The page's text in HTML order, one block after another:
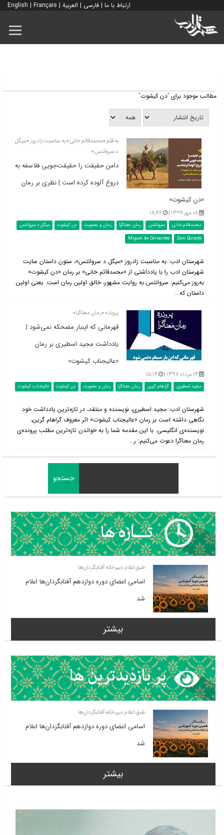
ارتباط با ما | فارسی | العربية |
English | Français
مطالب موجود برای 'دن کیشوت'
به قلم «محمدقائم خانی» به مناسبت زادروز «میگل
د سروانتس»
دامن حقیقت را حقیقت‌جویی فلاسفه به
دروغ آلوده کرده است | نظری بر رمان
«دن کیشوت»
۰۸ مهر ۱۳۹۹ | ۱۸:۴۶
محمدقائم خانی سروانتس رمان معناگرا رمان و معنویت دن کیشوت
میگل د سروانتس
Miguel de Cervantes
Don Quixote
شهرستان ادب: به مناسبت زادروز «میگل د سروانتس»، ستون داستان سایت
شهرستان ادب را با یادداشتی از «محمدقائم خانی» بر رمان «دن کیشوت»
به‌روز می‌کنیم: سروانتس به روایت مشهور، خالق اولین رمان است. یعنی اولین
داستان که...
پرونده «رمان معناگرا»
قهرمانی که این‎بار مضحکه نمی‌شود |
یادداشت مجید اسطیری بر رمان
«عالیجناب کیشوت»
۱۴ مرداد ۱۳۹۷ | ۱۵:۱۴
مجید اسطیری گراهام گرین رمان معناگرا رمان و معنویت دن کیشوت عالیجناب کیشوت
شهرستان ادب: مجید اسطیری، نویسنده و منتقد، در تازه‌ترین یادداشت خود
نگاهی داشته است بر رمان «عالیجناب کیشوت» اثر معروف گراهام گرین،
نویسنده‌ی انگلیسی. با این مقدمه شما را به خواندن تازه‌ترین مطلب پرونده‌ی
رمان معناگرا دعوت می‌کنیم: ر...
طبق اعلام دبیرخانه آفتابگردان‌ها
اسامی اعضای دوره دوازدهم آفتابگردان‌ها اعلام
شد
بیشتر
طبق اعلام دبیرخانه آفتابگردان‌ها
اسامی اعضای دوره دوازدهم آفتابگردان‌ها اعلام
شد
بیشتر